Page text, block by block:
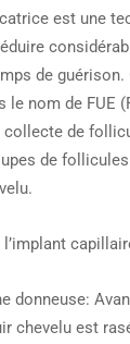
est une
de guérison.
le nom de FUE
de
de
donneuse:
chevelu est